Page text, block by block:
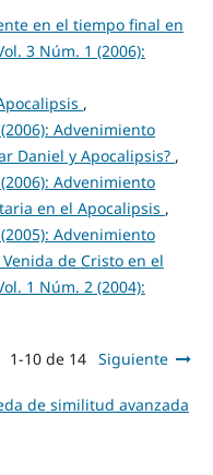
en el tiempo final en
3 Núm. 1 (2006):
,
Advenimiento
Daniel y Apocalipsis? ,
Advenimiento
en el Apocalipsis ,
Advenimiento
de Cristo en el
1 Núm. 2 (2004):
1-10 de 14 Siguiente
de similitud avanzada